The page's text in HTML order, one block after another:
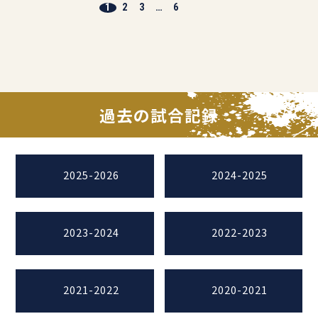
1 2 3 … 6
過去の試合記録
2025-2026 2024-2025
2023-2024 2022-2023
2021-2022 2020-2021